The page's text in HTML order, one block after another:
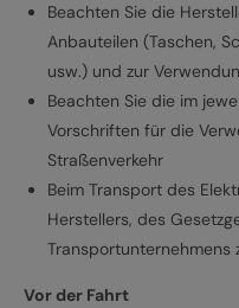
Beachten Sie die
Anbauteilen (Taschen,
usw.) und zur
Beachten Sie die im
Vorschriften für die
Straßenverkehr
Beim Transport des
Herstellers, des
Transportunternehmens
Vor der Fahrt